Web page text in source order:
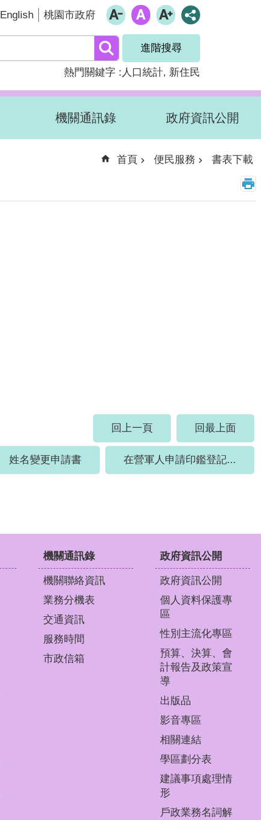
English 桃園市政府
進階搜尋
熱門關鍵字 人口統計 新住民
機關通訊錄 政府資訊公開
首頁 便民服務 書表下載
回上一頁 回最上面
姓名變更申請書 在營軍人申請印鑑登記...
機關通訊錄
機關聯絡資訊
業務分機表
交通資訊
服務時間
市政信箱
政府資訊公開
政府資訊公開
個人資料保護專
區
性別主流化專區
預算、決算、會
計報告及政策宣
導
出版品
影音專區
相關連結
學區劃分表
建議事項處理情
形
戶政業務名詞解